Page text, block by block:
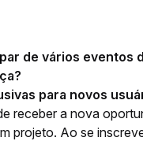
de vários eventos
para novos
receber a nova
projeto. Ao se